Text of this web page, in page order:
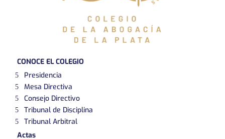
CONOCE EL COLEGIO
Presidencia
Mesa Directiva
Consejo Directivo
Tribunal de Disciplina
Tribunal Arbitral
Actas